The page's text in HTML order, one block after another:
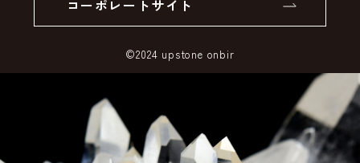
SSLサーバー証明書とは
コーポレートサイト
©2024 upstone onbir